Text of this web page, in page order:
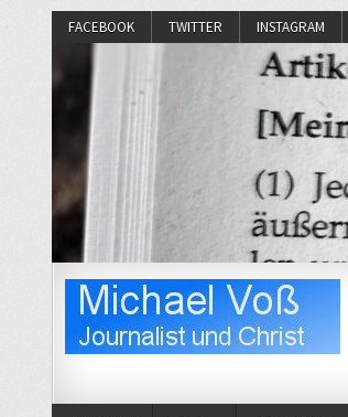
FACEBOOK TWITTER INSTAGRAM